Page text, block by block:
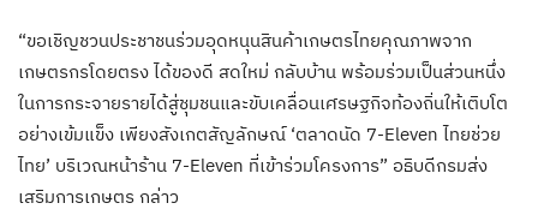
“ขอเชิญชวนประชาชนร่วมอุดหนุนสินค้าเกษตรไทยคุณภาพจาก
เกษตรกรโดยตรง ได้ของดี สดใหม่ กลับบ้าน พร้อมร่วมเป็นส่วนหนึ่ง
ในการกระจายรายได้สู่ชุมชนและขับเคลื่อนเศรษฐกิจท้องถิ่นให้เติบโต
อย่างเข้มแข็ง เพียงสังเกตสัญลักษณ์ ‘ตลาดนัด 7-Eleven ไทยช่วย
ไทย’ บริเวณหน้าร้าน 7-Eleven ที่เข้าร่วมโครงการ” อธิบดีกรมส่ง
เสริมการเกษตร กล่าว